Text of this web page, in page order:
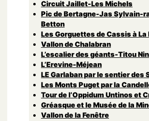
Circuit Jaillet-Les Michels
Pic de Bertagne-Jas Sylvain-
Betton
Les Gorguettes de Cassis à La
Vallon de Chalabran
L’escalier des géants-Titou
L’Erevine-Méjean
LE Garlaban par le sentier des
Les Monts Puget par la
Tour de l’Oppidum Untinos et
Gréasque et le Musée de la
Vallon de la Fenêtre